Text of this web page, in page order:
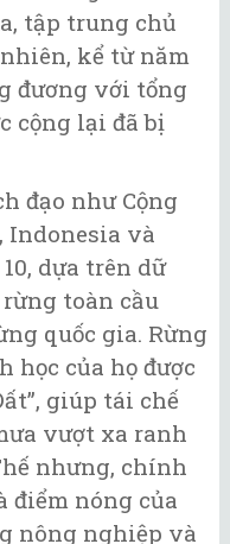
tập trung chủ
kể từ năm
đương với tổng
cộng lại đã bị
đạo như Cộng
Indonesia và
dựa trên dữ
toàn cầu
quốc gia. Rừng
học của họ được
giúp tái chế
vượt xa ranh
nhưng, chính
điểm nóng của
nông nghiệp và